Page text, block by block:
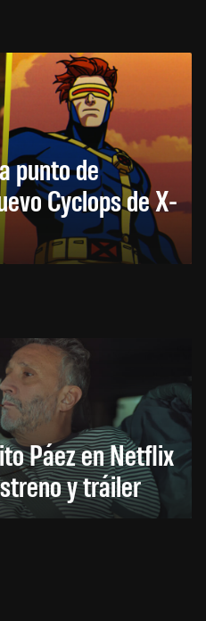
punto de
Cyclops de X-
Páez en Netflix
y tráiler